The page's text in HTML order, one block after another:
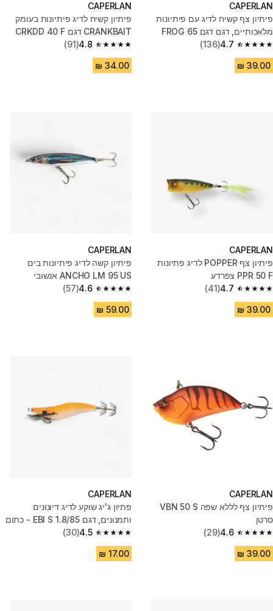
CAPERLAN
פיתיון צף קשיח לדיג עם פיתיונות
מלאכותיים, דגם דגם 65 FROG
4.7
4.7 out of 5 stars from 136 reviews
(136)
CAPERLAN
פיתיון קשיח לדיג פיתיונות בעומק
CRANKBAIT דגם CRKDD 40 F
AYU
4.8
4.8 out of 5 stars from 91 reviews
(91)
CAPERLAN
פיתיון צף POPPER לדיג פתיונות
PPR 50 F צפרדע
4.7
4.7 out of 5 stars from 41 reviews
(41)
CAPERLAN
פיתיון קשה לדיג פיתיונות בים
ANCHO LM 95 US אנשובי
4.6
4.6 out of 5 stars from 57 reviews
(57)
CAPERLAN
פיתיון צף לללא שפה VBN 50 S
סרטן
4.6
4.6 out of 5 stars from 29 reviews
(29)
CAPERLAN
פתיון ג'יג שוקע לדיג דיונונים
ותמנונים, דגם EBI S 1.8/85 - כתום
4.5
4.5 out of 5 stars from 30 reviews
(30)